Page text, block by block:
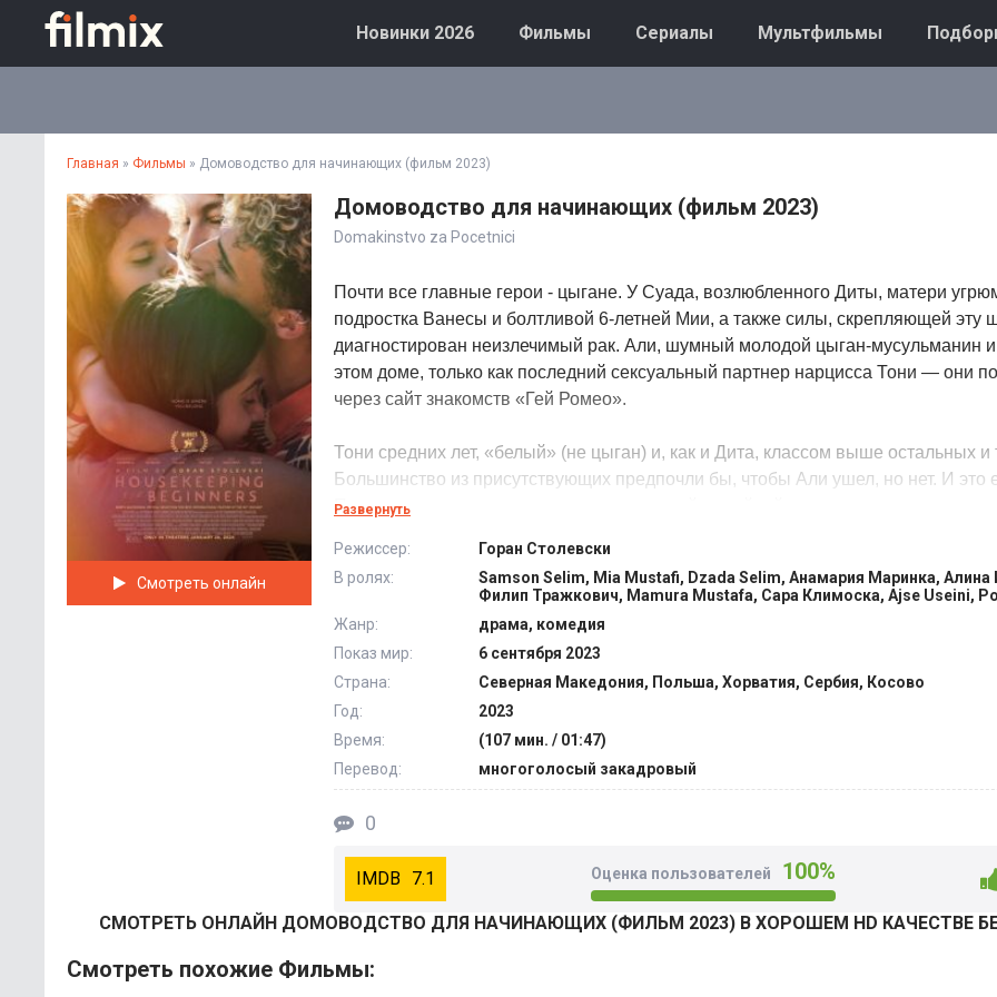
Новинки 2026 Фильмы Сериалы Мультфильмы
Главная » Фильмы » Домоводство для начинающих (фильм 2023)
Смотреть онлайн
Домоводство для начинающих (фильм 2023)
Domakinstvo za Pocetnici
Почти все главные герои - цыгане. У Суада, возлюбленного Диты, матери
подростка Ванесы и болтливой 6-летней Мии, а также силы, скрепляющей эту
диагностирован неизлечимый рак. Али, шумный молодой цыган-мусульманин и
этом доме, только как последний сексуальный партнер нарцисса Тони — они
через сайт знакомств «Гей Ромео».
Тони средних лет, «белый» (не цыган) и, как и Дита, классом выше остальных и
Большинство из присутствующих предпочли бы, чтобы Али ушел, но нет. И это
Первая задача — выяснить, кто кому в этой семейной суете и как они относятся
Развернуть
Режиссер:
Горан Столевски
В ролях:
Samson Selim, Mia Mustafi, Dzada Selim, Анамария Маринка, Алина
Филип Тражкович, Mamura Mustafa, Сара Климоска, Ajse Useini,
Жанр:
драма, комедия
Показ мир:
6 сентября 2023
Страна:
Северная Македония, Польша, Хорватия, Сербия, Косово
Год:
2023
Время:
(107 мин. / 01:47)
Перевод:
многоголосый закадровый
0
7.1 Оценка пользователей 100%
СМОТРEТЬ ОНЛАЙН ДОМОВОДСТВО ДЛЯ НАЧИНАЮЩИХ (ФИЛЬМ 2023) В ХОРОШЕМ HD КАЧЕСТВЕ
Смотреть похожие Фильмы: